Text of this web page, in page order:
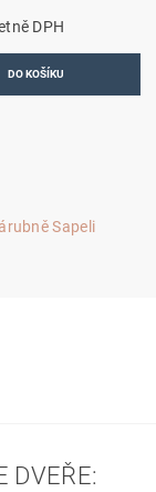
DPH
Sapeli
DVEŘE: